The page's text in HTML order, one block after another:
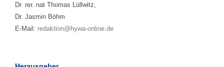
Dr. rer. nat Thomas Lüllwitz,
Dr. Jasmin Böhm
E-Mail: redaktion@hywa-online.de